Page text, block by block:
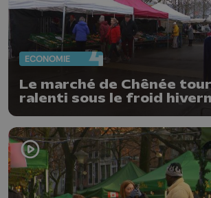
ECONOMIE
Le marché de Chênée
ralenti sous le froid